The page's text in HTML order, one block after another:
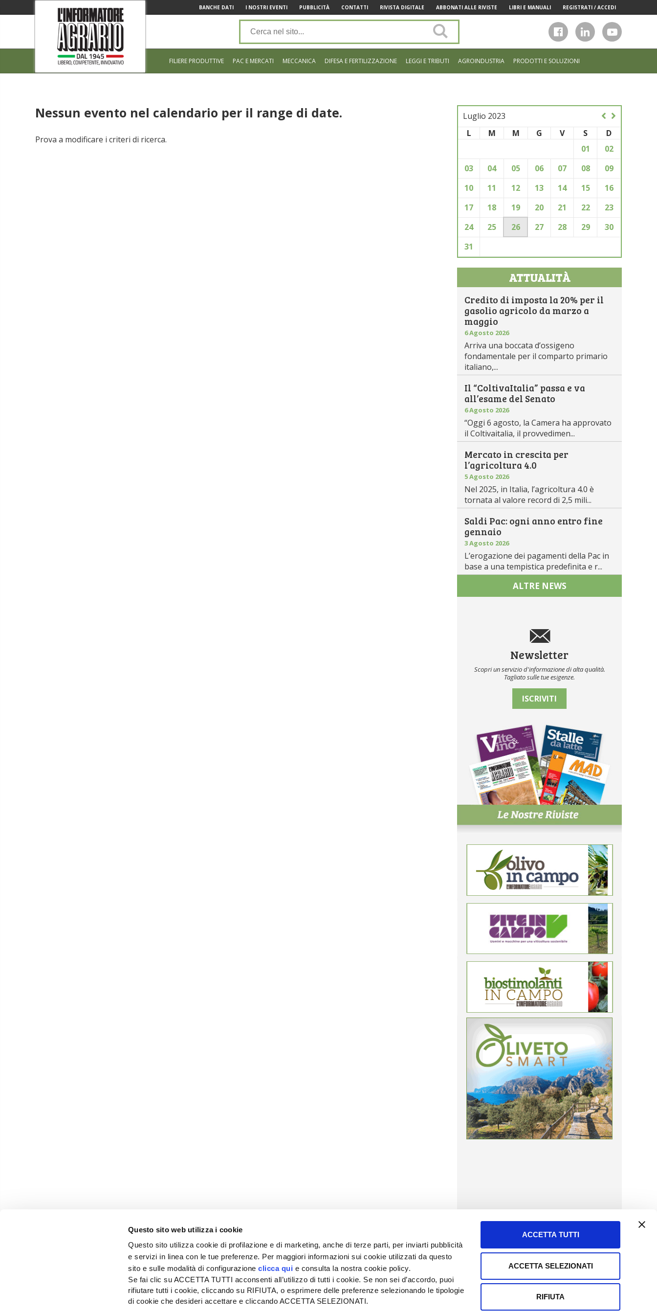
Questo sito web utilizza i cookie
Questo sito utilizza cookie di profilazione e di marketing, anche di terze parti, per inviarti pubblicità
e servizi in linea con le tue preferenze. Per maggiori informazioni sui cookie utilizzati da questo
sito e sulle modalità di configurazioneclicca qui e consulta la nostra cookie policy.
Se fai clic su ACCETTA TUTTI acconsenti all’utilizzo di tutti i cookie. Se non sei d’accordo, puoi
rifiutare tutti i cookie, cliccando su RIFIUTA, o esprimere delle preferenze selezionando le tipologie
di cookie che desideri accettare e cliccando ACCETTA SELEZIONATI.
ACCETTA TUTTI
ACCETTA SELEZIONATI
RIFIUTA
BANCHE DATI I NOSTRI EVENTI PUBBLICITÀ CONTATTI RIVISTA DIGITALE ABBONATI ALLE RIVISTE LIBRI E MANUALI REGISTRATI / ACCEDI
sito
FILIERE PRODUTTIVE PAC E MERCATI MECCANICA DIFESA E FERTILIZZAZIONE LEGGI E TRIBUTI AGROINDUSTRIA PRODOTTI E SOLUZIONI
Nessun evento nel calendario per il range di date.
Prova a modificare i criteri di ricerca.
Luglio 2023
L
M M G V S
D
01
02
03
04 05 06 07 08
09
10
11 12 13 14 15
16
17
18 19 20 21 22
23
24
25 26 27 28 29
30
31
ATTUALITÀ
Credito di imposta la 20% per il
gasolio agricolo da marzo a
maggio
6 Agosto 2026
Arriva una boccata d’ossigeno
fondamentale per il comparto primario
italiano,...
Il “ColtivaItalia” passa e va
all’esame del Senato
6 Agosto 2026
“Oggi 6 agosto, la Camera ha approvato
il Coltivaitalia, il provvedimen...
Mercato in crescita per
l’agricoltura 4.0
5 Agosto 2026
Nel 2025, in Italia, l’agricoltura 4.0 è
tornata al valore record di 2,5 mili...
Saldi Pac: ogni anno entro fine
gennaio
3 Agosto 2026
L’erogazione dei pagamenti della Pac in
base a una tempistica predefinita e r...
ALTRE NEWS
Newsletter
Scopri un servizio d'informazione di alta qualità.
Tagliato sulle tue esigenze.
ISCRIVITI
EDIZIONI L'INFORMATORE AGRARIO Srl
SEDE
Tel + 39.045.8057511
info@informatoreagrario.it
PUBBLICITÀ
Tel + 39.045.8057523
pubblicita@informatoreagrario.it
Tel + 39.045.8009480
clienti@informatoreagrario.it